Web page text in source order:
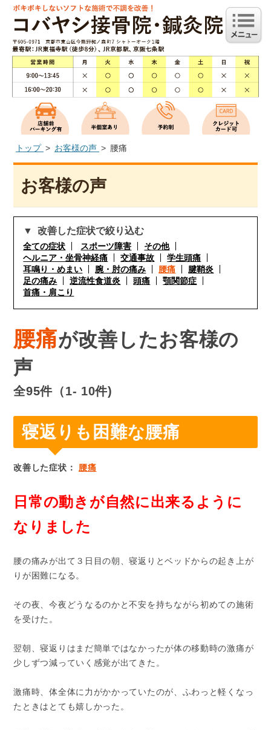
トップ お客様の声 腰痛
お客様の声
改善した症状で絞り込む
全ての症状 スポーツ障害
その他
ヘルニア・坐骨神経痛
交通事故
学生頭痛
耳鳴り・めまい
腕・肘の痛み 腰痛
腱鞘炎
足の痛み
逆流性食道炎 頭痛
顎関節症
首痛・肩こり
腰痛が改善したお客様の
声
全95件（1- 10件)
寝返りも困難な腰痛
改善した症状： 腰痛
日常の動きが自然に出来るように
なりました
腰の痛みが出て３日目の朝、寝返りとベッドからの起き上が
りが困難になる。
その夜、今夜どうなるのかと不安を持ちながら初めての施術
を受けた。
翌朝、寝返りはまだ簡単ではなかったが体の移動時の激痛が
少しずつ減っていく感覚が出てきた。
激痛時、体全体に力がかかっていたのが、ふわっと軽くなっ
たときはとても嬉しかった。